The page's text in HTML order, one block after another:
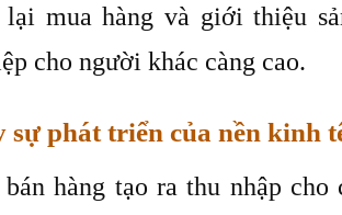
lại mua hàng và giới thiệu
cho người khác càng cao.
sự phát triển của nền kinh
hàng tạo ra thu nhập cho